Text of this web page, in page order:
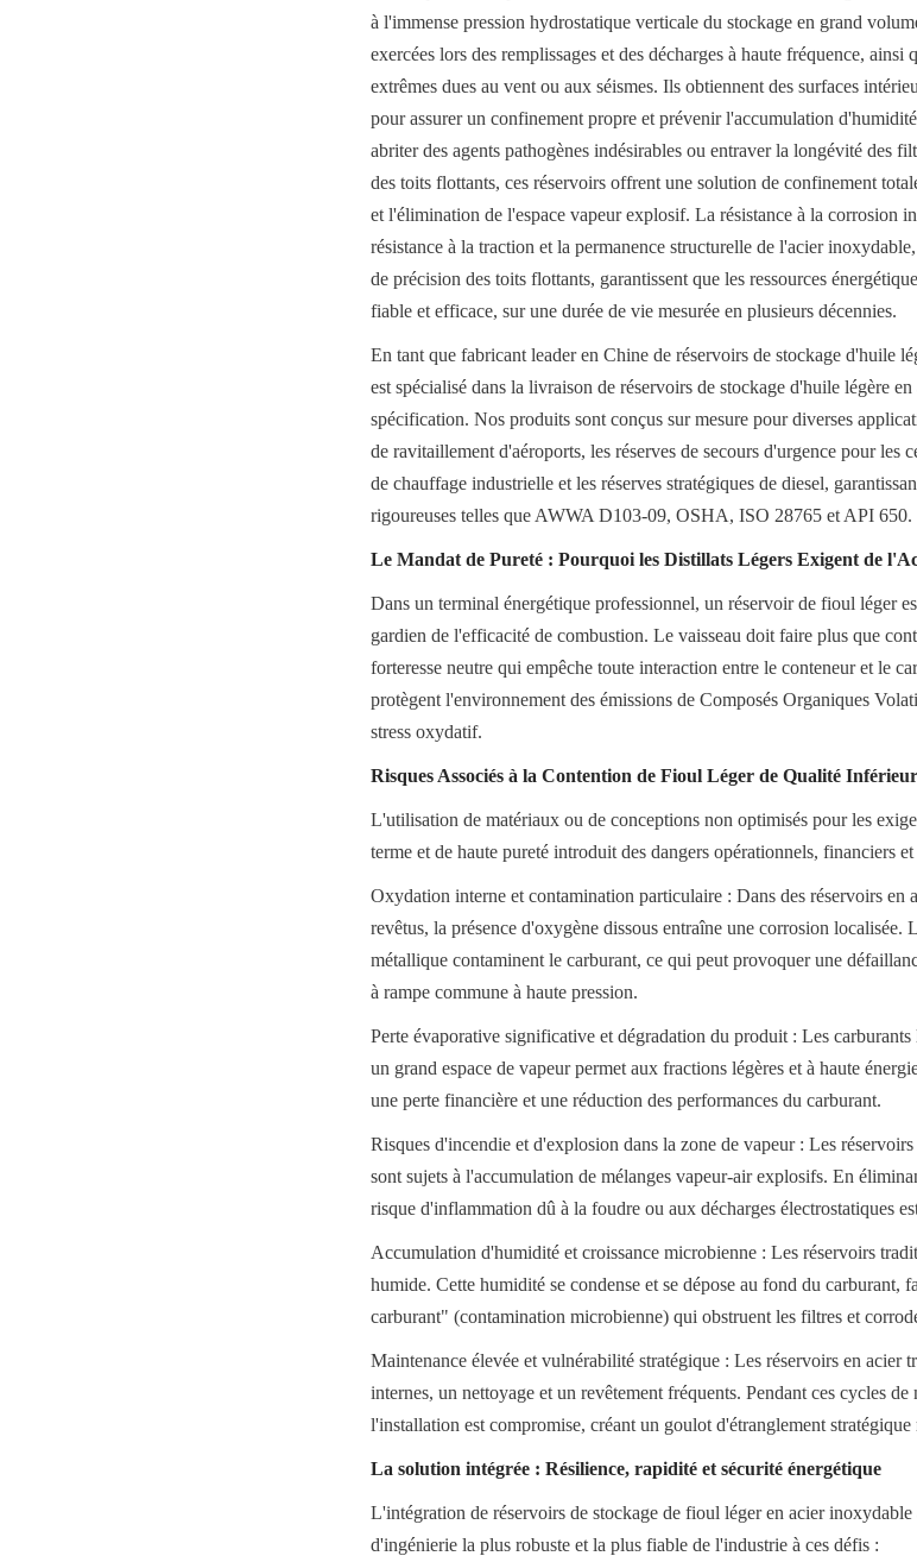
à l'immense pression hydrostatique verticale du stockage en grand
exercées lors des remplissages et des décharges à haute fréquence,
extrêmes dues au vent ou aux séismes. Ils obtiennent des surfaces
pour assurer un confinement propre et prévenir l'accumulation
abriter des agents pathogènes indésirables ou entraver la longévité des
des toits flottants, ces réservoirs offrent une solution de confinement
et l'élimination de l'espace vapeur explosif. La résistance à la corrosion
résistance à la traction et la permanence structurelle de l'acier
de précision des toits flottants, garantissent que les ressources
fiable et efficace, sur une durée de vie mesurée en plusieurs décennies.
En tant que fabricant leader en Chine de réservoirs de stockage d'huile
est spécialisé dans la livraison de réservoirs de stockage d'huile légère
spécification. Nos produits sont conçus sur mesure pour diverses
de ravitaillement d'aéroports, les réserves de secours d'urgence pour les
de chauffage industrielle et les réserves stratégiques de diesel,
rigoureuses telles que AWWA D103-09, OSHA, ISO 28765 et API 650.
Le Mandat de Pureté : Pourquoi les Distillats Légers Exigent de
Dans un terminal énergétique professionnel, un réservoir de fioul léger
gardien de l'efficacité de combustion. Le vaisseau doit faire plus que
forteresse neutre qui empêche toute interaction entre le conteneur et le
protègent l'environnement des émissions de Composés Organiques
stress oxydatif.
Risques Associés à la Contention de Fioul Léger de Qualité
L'utilisation de matériaux ou de conceptions non optimisés pour les
terme et de haute pureté introduit des dangers opérationnels, financiers
Oxydation interne et contamination particulaire : Dans des réservoirs en
revêtus, la présence d'oxygène dissous entraîne une corrosion localisée.
métallique contaminent le carburant, ce qui peut provoquer une
à rampe commune à haute pression.
Perte évaporative significative et dégradation du produit : Les
un grand espace de vapeur permet aux fractions légères et à haute
une perte financière et une réduction des performances du carburant.
Risques d'incendie et d'explosion dans la zone de vapeur : Les
sont sujets à l'accumulation de mélanges vapeur-air explosifs. En
risque d'inflammation dû à la foudre ou aux décharges électrostatiques
Accumulation d'humidité et croissance microbienne : Les réservoirs
humide. Cette humidité se condense et se dépose au fond du carburant,
carburant" (contamination microbienne) qui obstruent les filtres et
Maintenance élevée et vulnérabilité stratégique : Les réservoirs en acier
internes, un nettoyage et un revêtement fréquents. Pendant ces cycles
l'installation est compromise, créant un goulot d'étranglement stratégique
La solution intégrée : Résilience, rapidité et sécurité énergétique
L'intégration de réservoirs de stockage de fioul léger en acier
d'ingénierie la plus robuste et la plus fiable de l'industrie à ces défis :